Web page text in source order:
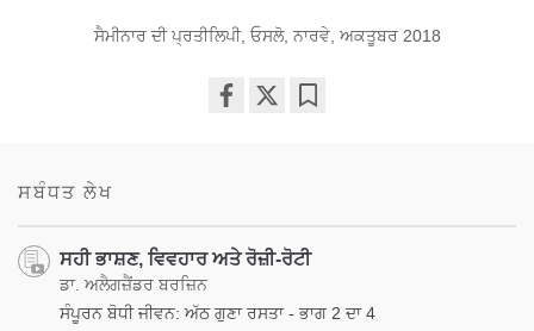
ਸੈਮੀਨਾਰ ਦੀ ਪ੍ਰਤੀਲਿਪੀ, ਓਸਲੋ, ਨਾਰਵੇ, ਅਕਤੂਬਰ 2018
ਸਬੰਧਤ ਲੇਖ
ਸਹੀ ਭਾਸ਼ਣ, ਵਿਵਹਾਰ ਅਤੇ ਰੋਜ਼ੀ-ਰੋਟੀ
ਡਾ. ਅਲੈਗਜ਼ੈਂਡਰ ਬਰਜ਼ਿਨ
ਸੰਪੂਰਨ ਬੋਧੀ ਜੀਵਨ: ਅੱਠ ਗੁਣਾ ਰਸਤਾ - ਭਾਗ 2 ਦਾ 4